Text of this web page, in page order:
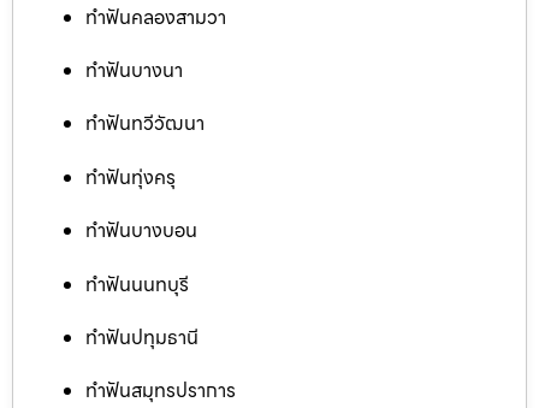
ทำฟันคลองสามวา
ทำฟันบางนา
ทำฟันทวีวัฒนา
ทำฟันทุ่งครุ
ทำฟันบางบอน
ทำฟันนนทบุรี
ทำฟันปทุมธานี
ทำฟันสมุทรปราการ